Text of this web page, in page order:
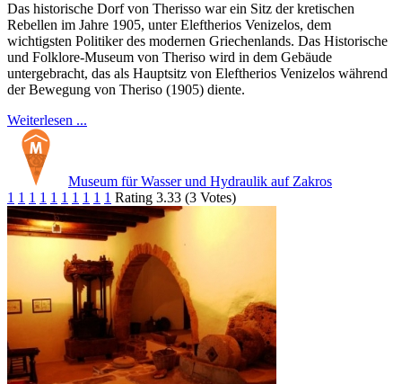
Das historische Dorf von Therisso war ein Sitz der kretischen
Rebellen im Jahre 1905, unter Eleftherios Venizelos, dem
wichtigsten Politiker des modernen Griechenlands. Das Historische
und Folklore-Museum von Theriso wird in dem Gebäude
untergebracht, das als Hauptsitz von Eleftherios Venizelos während
der Bewegung von Theriso (1905) diente.
Weiterlesen ...
Museum für Wasser und Hydraulik auf Zakros
1 1 1 1 1 1 1 1 1 1 Rating 3.33 (3 Votes)